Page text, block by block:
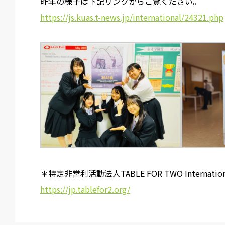
https://js.kuas.t-news.jp/international/24321.php
＊特定非営利活動法人TABLE FOR TWO
https://jp.tablefor2.org/